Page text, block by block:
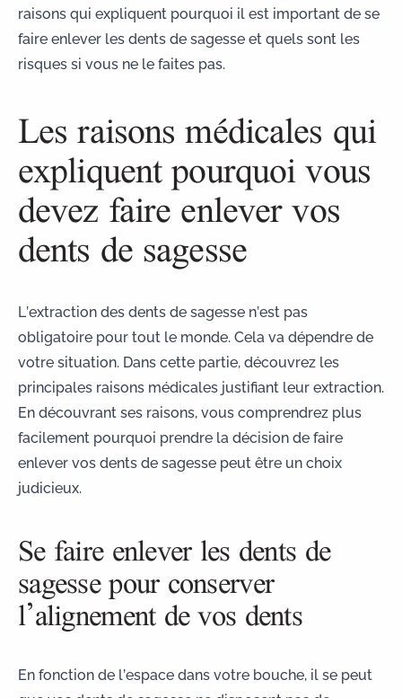
raisons qui expliquent pourquoi il est important de se
faire enlever les dents de sagesse et quels sont les
risques si vous ne le faites pas.
Les raisons médicales qui
expliquent pourquoi vous
devez faire enlever vos
dents de sagesse
L’extraction des dents de sagesse n’est pas
obligatoire pour tout le monde. Cela va dépendre de
votre situation. Dans cette partie, découvrez les
principales raisons médicales justifiant leur extraction.
En découvrant ses raisons, vous comprendrez plus
facilement pourquoi prendre la décision de faire
enlever vos dents de sagesse peut être un choix
judicieux.
Se faire enlever les dents de
sagesse pour conserver
l’alignement de vos dents
En fonction de l’espace dans votre bouche, il se peut